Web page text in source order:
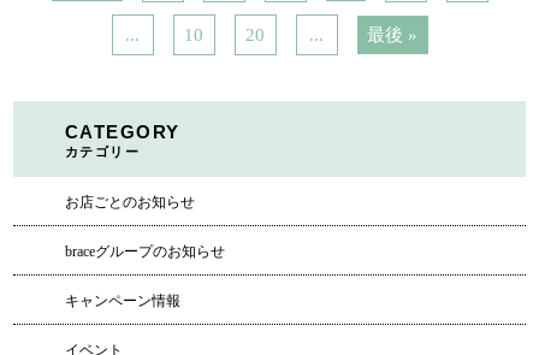
... 10 20 ... 最後 »
CATEGORY
カテゴリー
お店ごとのお知らせ
braceグループのお知らせ
キャンペーン情報
イベント